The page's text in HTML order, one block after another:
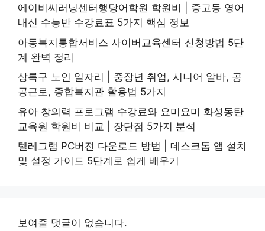
에이비씨러닝센터행당어학원 학원비 | 중고등 영어
내신 수능반 수강료표 5가지 핵심 정보
아동복지통합서비스 사이버교육센터 신청방법 5단
계 완벽 정리
상록구 노인 일자리 | 중장년 취업, 시니어 알바, 공
공근로, 종합복지관 활용법 5가지
유아 창의력 프로그램 수강료와 요미요미 화성동탄
교육원 학원비 비교 | 장단점 5가지 분석
텔레그램 PC버전 다운로드 방법 | 데스크톱 앱 설치
및 설정 가이드 5단계로 쉽게 배우기
보여줄 댓글이 없습니다.